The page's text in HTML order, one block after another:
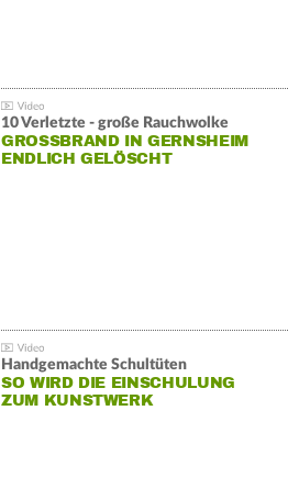
10 Verletzte - große Rauchwolke
GROSSBRAND IN GERNSHEIM E
NDLICH GELÖSCHT
Handgemachte Schultüten
SO WIRD DIE EINSCHULUNG
ZUM KUNSTWERK